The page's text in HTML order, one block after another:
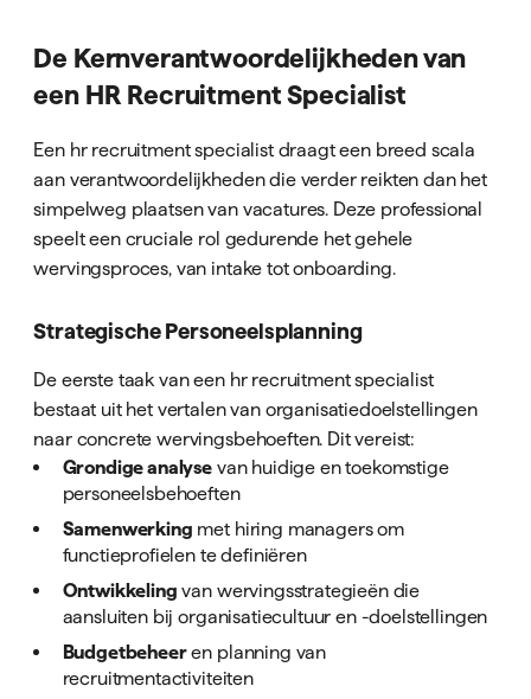
De Kernverantwoordelijkheden van
een HR Recruitment Specialist
Een hr recruitment specialist draagt een breed scala
aan verantwoordelijkheden die verder reikten dan het
simpelweg plaatsen van vacatures. Deze professional
speelt een cruciale rol gedurende het gehele
wervingsproces, van intake tot onboarding.
Strategische Personeelsplanning
De eerste taak van een hr recruitment specialist
bestaat uit het vertalen van organisatiedoelstellingen
naar concrete wervingsbehoeften. Dit vereist:
Grondige analyse van huidige en toekomstige
personeelsbehoeften
Samenwerking met hiring managers om
functieprofielen te definiëren
Ontwikkeling van wervingsstrategieën die
aansluiten bij organisatiecultuur en -doelstellingen
Budgetbeheeren planning van
recruitmentactiviteiten